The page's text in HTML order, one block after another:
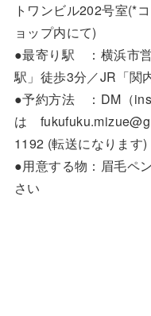
トワンビル202号室(*
ョップ内にて)
●最寄り駅 ：横浜市
駅」徒歩3分／JR「関
●予約方法 ：DM（
は
1192 (転送になります)
●用意する物：眉毛ペ
さい